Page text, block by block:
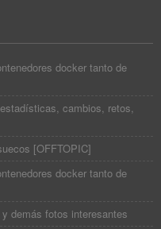
docker tanto de
cambios, retos,
[OFFTOPIC]
docker tanto de
demás fotos interesantes